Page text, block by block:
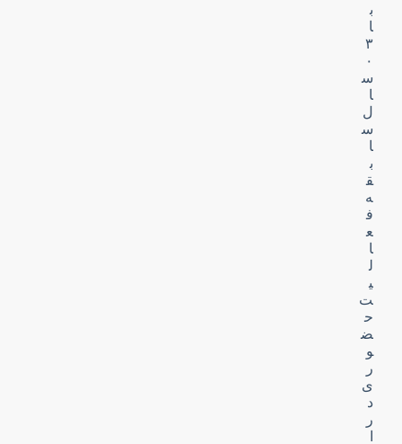
ب
ا
۳
۰
س
ا
ل
س
ا
ب
ق
ه
ف
ع
ا
ل
ی
ت
ح
ض
و
ر
ی
د
ر